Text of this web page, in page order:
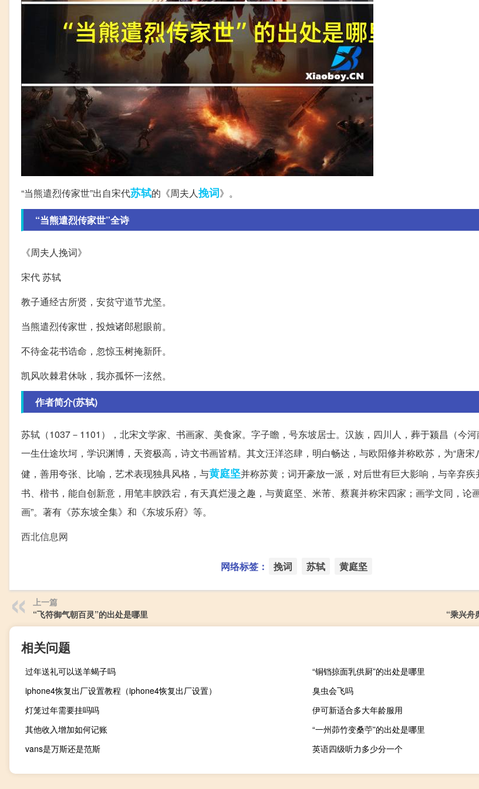
“当熊遣烈传家世”出自宋代苏轼的《周夫人挽词》。
“当熊遣烈传家世”全诗
《周夫人挽词》
宋代 苏轼
教子通经古所贤，安贫守道节尤坚。
当熊遣烈传家世，投烛诸郎慰眼前。
不待金花书诰命，忽惊玉树掩新阡。
凯风吹棘君休咏，我亦孤怀一泫然。
作者简介(苏轼)
苏轼（1037－1101），北宋文学家、书画家、美食家。字子瞻，号东坡居士。汉族，四川人，葬于颍昌（今河
一生仕途坎坷，学识渊博，天资极高，诗文书画皆精。其文汪洋恣肆，明白畅达，与欧阳修并称欧苏，为“唐宋
健，善用夸张、比喻，艺术表现独具风格，与黄庭坚并称苏黄；词开豪放一派，对后世有巨大影响，与辛弃
书、楷书，能自创新意，用笔丰腴跌宕，有天真烂漫之趣，与黄庭坚、米芾、蔡襄并称宋四家；画学文同，论
画”。著有《苏东坡全集》和《东坡乐府》等。
西北信息网
网络标签： 挽词 苏轼 黄庭坚
上一篇
“飞符御气朝百灵”的出处是哪里
“乘兴舟
相关问题
过年送礼可以送羊蝎子吗
“铜铛掠面乳供厨”的出处是哪里
iphone4恢复出厂设置教程（iphone4恢复出厂设置）
臭虫会飞吗
灯笼过年需要挂吗吗
伊可新适合多大年龄服用
其他收入增加如何记账
“一州茆竹变桑苧”的出处是哪里
vans是万斯还是范斯
英语四级听力多少分一个